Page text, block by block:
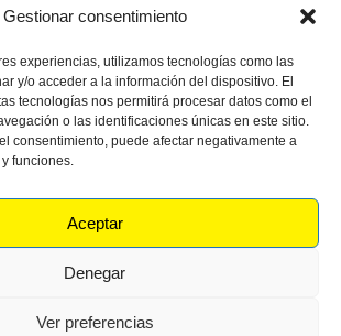
Gestionar consentimiento
experiencias, utilizamos tecnologías como las
y/o acceder a la información del dispositivo. El
tecnologías nos permitirá procesar datos como el
o las identificaciones únicas en este sitio.
consentimiento, puede afectar negativamente a
funciones.
Aceptar
Denegar
Ver preferencias
los derechos reservados
ENVÍOS Y DEVOLUCIONES
POLÍTICA DE COOKIES
Shop